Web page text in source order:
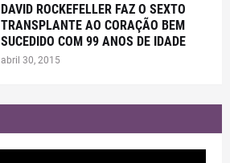
DAVID ROCKEFELLER FAZ O SEXTO
TRANSPLANTE AO CORAÇÃO BEM
SUCEDIDO COM 99 ANOS DE IDADE
abril 30, 2015